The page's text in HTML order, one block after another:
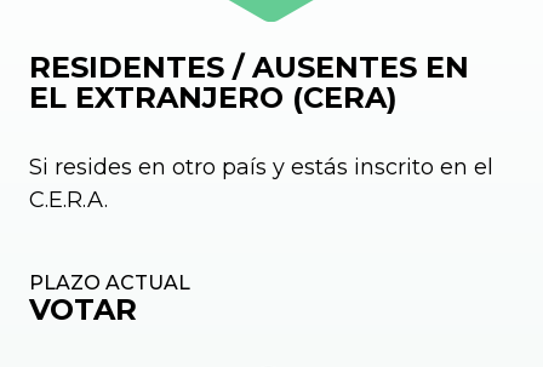
RESIDENTES / AUSENTES EN
EL EXTRANJERO (CERA)
Si resides en otro país y estás inscrito en el
C.E.R.A.
PLAZO ACTUAL
VOTAR